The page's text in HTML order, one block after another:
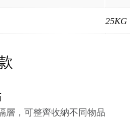
25KG
層，可整齊收納不同物品